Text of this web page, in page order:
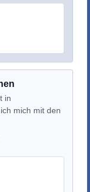
in
mich mit den